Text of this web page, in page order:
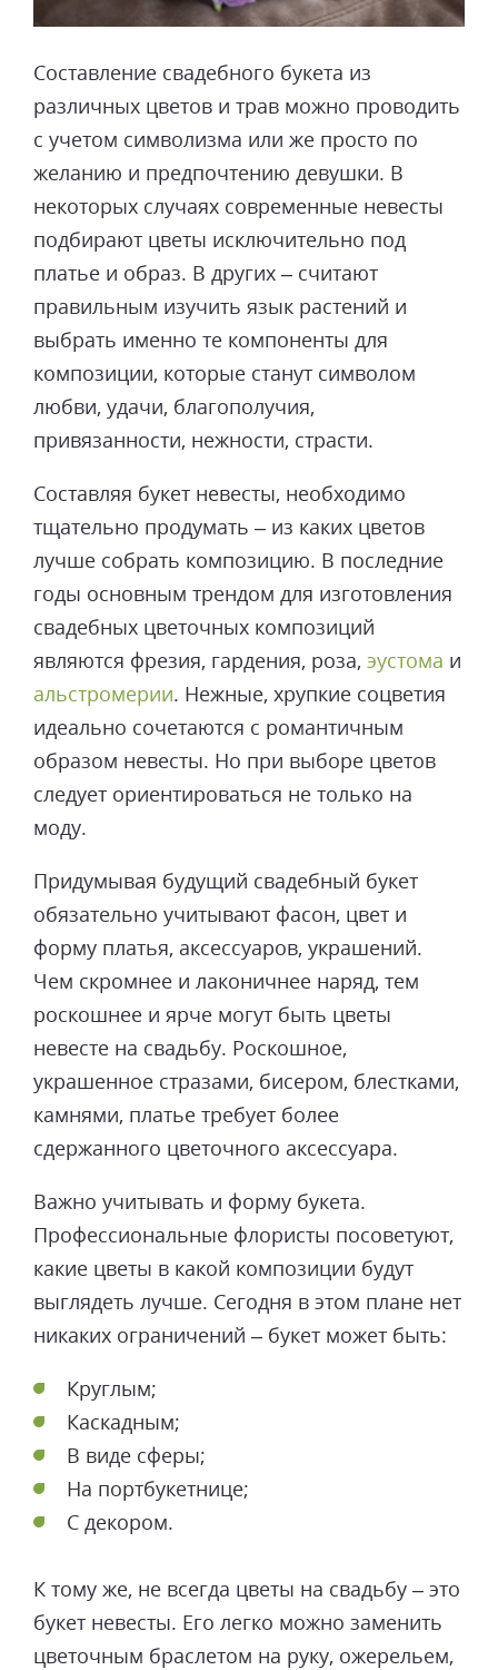
Составление свадебного букета из
различных цветов и трав можно проводить
с учетом символизма или же просто по
желанию и предпочтению девушки. В
некоторых случаях современные невесты
подбирают цветы исключительно под
платье и образ. В других – считают
правильным изучить язык растений и
выбрать именно те компоненты для
композиции, которые станут символом
любви, удачи, благополучия,
привязанности, нежности, страсти.
Составляя букет невесты, необходимо
тщательно продумать – из каких цветов
лучше собрать композицию. В последние
годы основным трендом для изготовления
свадебных цветочных композиций
являются фрезия, гардения, роза, эустома и
альстромерии. Нежные, хрупкие соцветия
идеально сочетаются с романтичным
образом невесты. Но при выборе цветов
следует ориентироваться не только на
моду.
Придумывая будущий свадебный букет
обязательно учитывают фасон, цвет и
форму платья, аксессуаров, украшений.
Чем скромнее и лаконичнее наряд, тем
роскошнее и ярче могут быть цветы
невесте на свадьбу. Роскошное,
украшенное стразами, бисером, блестками,
камнями, платье требует более
сдержанного цветочного аксессуара.
Важно учитывать и форму букета.
Профессиональные флористы посоветуют,
какие цветы в какой композиции будут
выглядеть лучше. Сегодня в этом плане нет
никаких ограничений – букет может быть:
Круглым;
Каскадным;
В виде сферы;
На портбукетнице;
С декором.
К тому же, не всегда цветы на свадьбу – это
букет невесты. Его легко можно заменить
цветочным браслетом на руку, ожерельем,